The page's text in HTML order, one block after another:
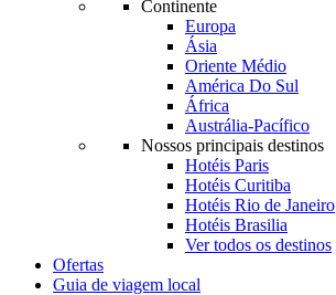
Continente
Europa
Ásia
Oriente Médio
América Do Sul
África
Austrália-Pacífico
Nossos principais destinos
Hotéis Paris
Hotéis Curitiba
Hotéis Rio de Janeiro
Hotéis Brasilia
Ver todos os destinos
Ofertas
Guia de viagem local